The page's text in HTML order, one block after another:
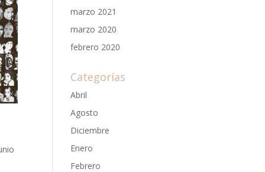
marzo 2021
marzo 2020
febrero 2020
Categorías
Abril
Agosto
Diciembre
Enero
Febrero